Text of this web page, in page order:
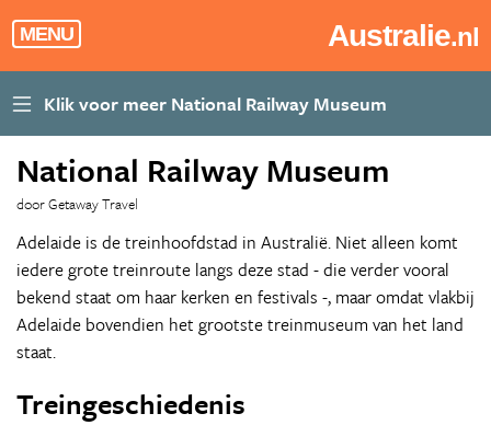
MENU Australie.nl
National Railway Museum
door Getaway Travel
Adelaide is de treinhoofdstad in Australië. Niet alleen komt
iedere grote treinroute langs deze stad - die verder vooral
bekend staat om haar kerken en festivals -, maar omdat vlakbij
Adelaide bovendien het grootste treinmuseum van het land
staat.
Treingeschiedenis